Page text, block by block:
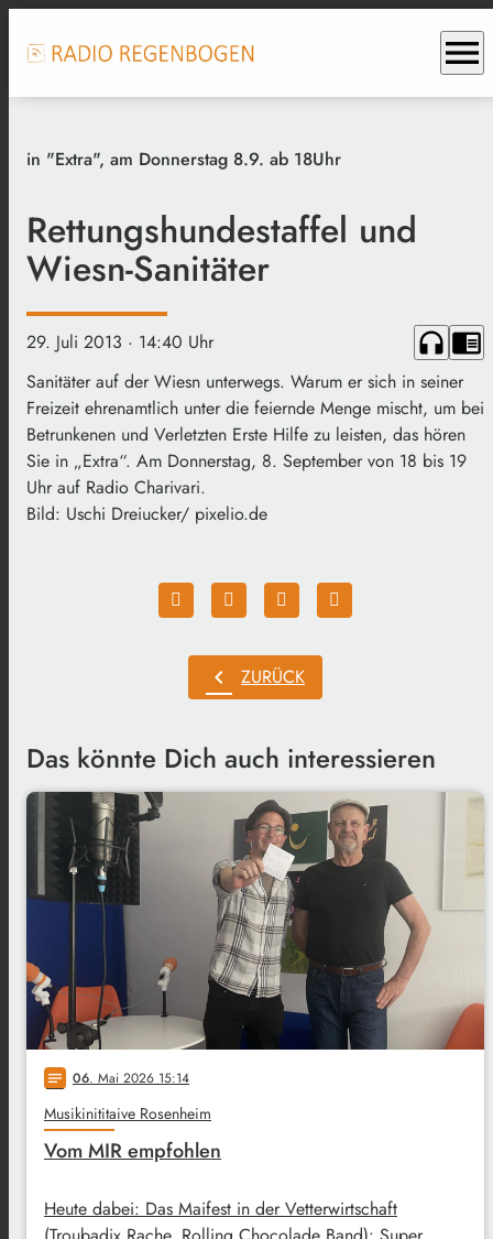
menu
in "Extra", am Donnerstag 8.9. ab 18Uhr
Rettungshundestaffel und
Wiesn-Sanitäter
29. Juli 2013 · 14:40 Uhr headphones chrome_reader_mode
Sanitäter auf der Wiesn unterwegs. Warum er sich in seiner
Freizeit ehrenamtlich unter die feiernde Menge mischt, um bei
Betrunkenen und Verletzten Erste Hilfe zu leisten, das hören
Sie in „Extra“. Am Donnerstag, 8. September von 18 bis 19
Uhr auf Radio Charivari.
Bild: Uschi Dreiucker/ pixelio.de
chevron_left ZURÜCK
Das könnte Dich auch interessieren
notes 06. Mai 2026 15:14
Musikinititaive Rosenheim
Vom MIR empfohlen
Heute dabei: Das Maifest in der Vetterwirtschaft